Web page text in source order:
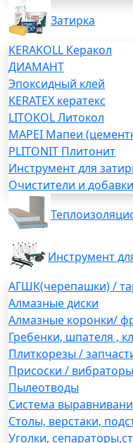
Затирка
KERAKOLL Керакол
ДИАМАНТ
Эпоксидный клей
KERATEX кератекс
LITOKOL Литокол
MAPEI Мапеи
PLITONIT Плитонит
Инструмент для
Очистители и добавки
Инструмент
АГШК(черепашки) /
Алмазные диски
Алмазные коронки/
Гребенки, шпателя ,
Плиткорезы /
Присоски / вибраторы
Пылеотводы
Система
Столы, верстаки,
Уголки,